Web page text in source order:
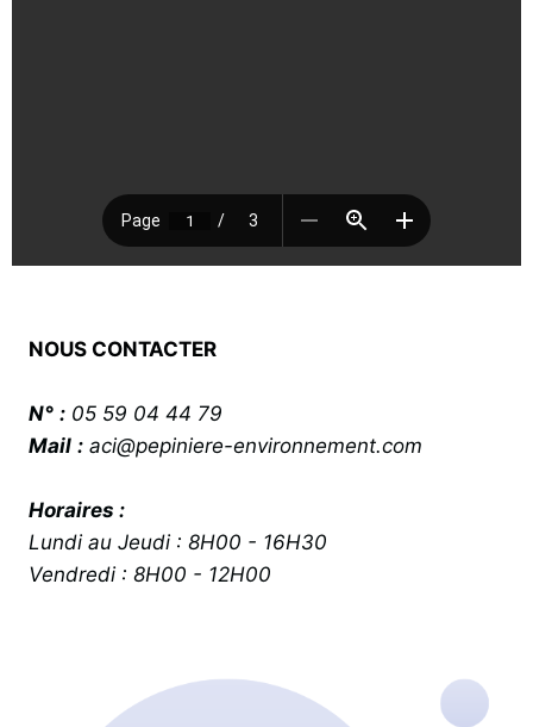
NOUS CONTACTER
N° : 05 59 04 44 79
Mail : aci@pepiniere-environnement.com
Horaires :
Lundi au Jeudi : 8H00 - 16H30
Vendredi : 8H00 - 12H00